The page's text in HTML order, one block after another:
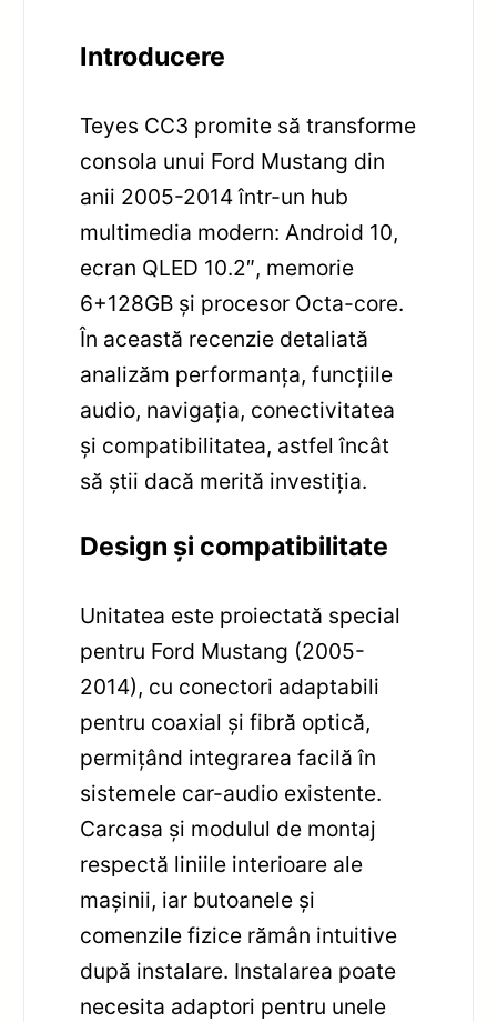
Introducere
Teyes CC3 promite să transforme
consola unui Ford Mustang din
anii 2005-2014 într-un hub
multimedia modern: Android 10,
ecran QLED 10.2″, memorie
6+128GB și procesor Octa-core.
În această recenzie detaliată
analizăm performanța, funcțiile
audio, navigația, conectivitatea
și compatibilitatea, astfel încât
să știi dacă merită investiția.
Design și compatibilitate
Unitatea este proiectată special
pentru Ford Mustang (2005-
2014), cu conectori adaptabili
pentru coaxial și fibră optică,
permițând integrarea facilă în
sistemele car-audio existente.
Carcasa și modulul de montaj
respectă liniile interioare ale
mașinii, iar butoanele și
comenzile fizice rămân intuitive
după instalare. Instalarea poate
necesita adaptori pentru unele